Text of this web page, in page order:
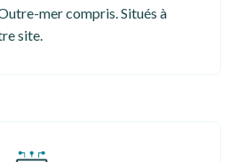
mer compris. Situés à
site.